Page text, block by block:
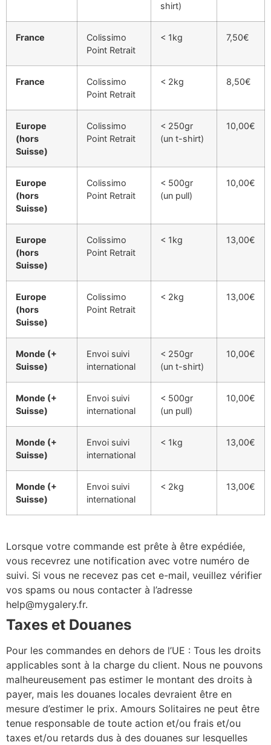
shirt)
France
Colissimo
Point Retrait
< 1kg 7,50€
France
Colissimo
Point Retrait
< 2kg 8,50€
Europe
(hors
Suisse)
Colissimo
Point Retrait
< 250gr
(un t-shirt)
10,00€
Europe
(hors
Suisse)
Colissimo
Point Retrait
< 500gr
(un pull)
10,00€
Europe
(hors
Suisse)
Colissimo
Point Retrait
< 1kg 13,00€
Europe
(hors
Suisse)
Colissimo
Point Retrait
< 2kg 13,00€
Monde (+
Suisse)
Envoi suivi
international
< 250gr
(un t-shirt)
10,00€
Monde (+
Suisse)
Envoi suivi
international
< 500gr
(un pull)
10,00€
Monde (+
Suisse)
Envoi suivi
international
< 1kg 13,00€
Monde (+
Suisse)
Envoi suivi
international
< 2kg 13,00€
Lorsque votre commande est prête à être expédiée,
vous recevrez une notification avec votre numéro de
suivi. Si vous ne recevez pas cet e-mail, veuillez vérifier
vos spams ou nous contacter à l’adresse
help@mygalery.fr.
Taxes et Douanes
Pour les commandes en dehors de l’UE : Tous les droits
applicables sont à la charge du client. Nous ne pouvons
malheureusement pas estimer le montant des droits à
payer, mais les douanes locales devraient être en
mesure d’estimer le prix. Amours Solitaires ne peut être
tenue responsable de toute action et/ou frais et/ou
taxes et/ou retards dus à des douanes sur lesquelles